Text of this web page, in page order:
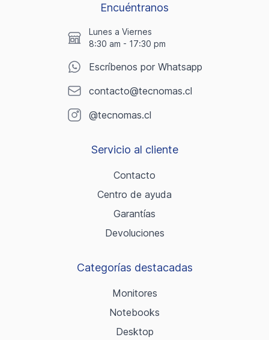
Encuéntranos
Lunes a Viernes
8:30 am - 17:30 pm
Escríbenos por Whatsapp
contacto@tecnomas.cl
@tecnomas.cl
Servicio al cliente
Contacto
Centro de ayuda
Garantías
Devoluciones
Categorías destacadas
Monitores
Notebooks
Desktop